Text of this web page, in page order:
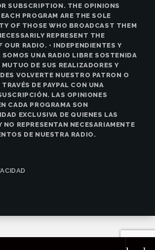
SUBSCRIPTION. THE OPINIONS
PROGRAM ARE THE SOLE
OF THOSE WHO BROADCAST THEM
REPRESENT THE
OUR RADIO. • INDEPENDIENTES Y
UNA RADIO LIBRE SOSTENIDA
MUTUO DE SUS REALIZADORES Y
VOLVERTE NUESTRO PATRON O
DE PAYPAL CON UNA
LAS OPINIONES
CADA PROGRAMA SON
EXCLUSIVA DE QUIENES LAS
NO REPRESENTAN NECESARIAMENTE
DE NUESTRA RADIO.